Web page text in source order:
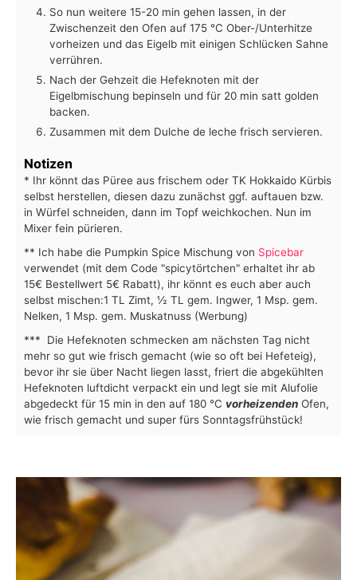
So nun weitere 15-20 min gehen lassen, in der
Zwischenzeit den Ofen auf 175 °C Ober-/Unterhitze
vorheizen und das Eigelb mit einigen Schlücken Sahne
verrühren.
Nach der Gehzeit die Hefeknoten mit der
Eigelbmischung bepinseln und für 20 min satt golden
backen.
Zusammen mit dem Dulche de leche frisch servieren.
Notizen
* Ihr könnt das Püree aus frischem oder TK Hokkaido Kürbis
selbst herstellen, diesen dazu zunächst ggf. auftauen bzw.
in Würfel schneiden, dann im Topf weichkochen. Nun im
Mixer fein pürieren.
** Ich habe die Pumpkin Spice Mischung von Spicebar
verwendet (mit dem Code "spicytörtchen" erhaltet ihr ab
15€ Bestellwert 5€ Rabatt), ihr könnt es euch aber auch
selbst mischen:1 TL Zimt, ½ TL gem. Ingwer, 1 Msp. gem.
Nelken, 1 Msp. gem. Muskatnuss (Werbung)
*** Die Hefeknoten schmecken am nächsten Tag nicht
mehr so gut wie frisch gemacht (wie so oft bei Hefeteig),
bevor ihr sie über Nacht liegen lasst, friert die abgekühlten
Hefeknoten luftdicht verpackt ein und legt sie mit Alufolie
abgedeckt für 15 min in den auf 180 °C vorheizenden Ofen,
wie frisch gemacht und super fürs Sonntagsfrühstück!